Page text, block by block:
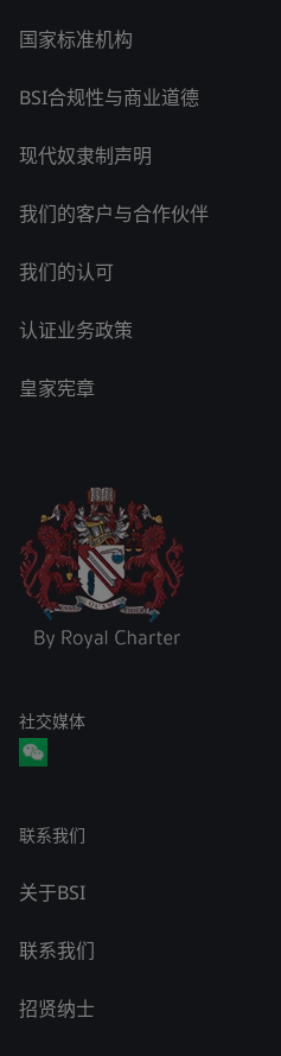
国家标准机构
BSI合规性与商业道德
现代奴隶制声明
我们的客户与合作伙伴
我们的认可
认证业务政策
皇家宪章
社交媒体
联系我们
关于BSI
联系我们
招贤纳士